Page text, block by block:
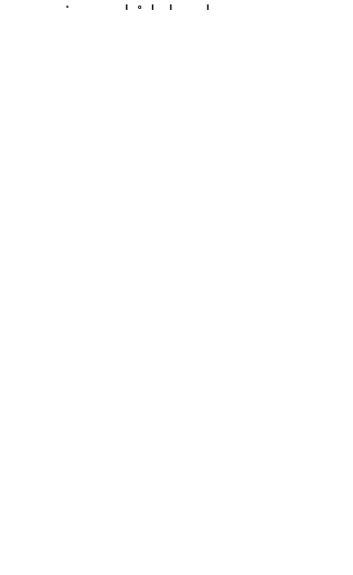
gjennom både hverdags- og